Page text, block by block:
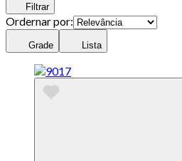
Filtrar
Ordernar por:
Grade Lista